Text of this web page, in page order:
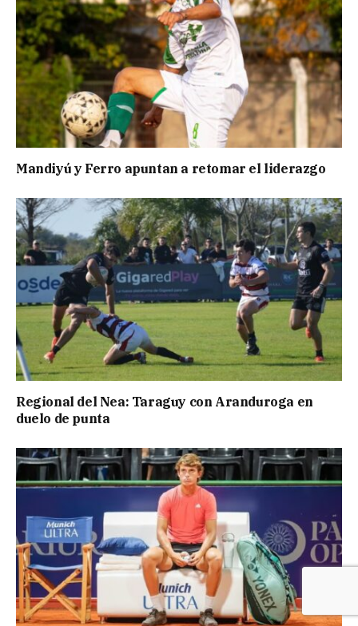
Mandiyú y Ferro apuntan a retomar el liderazgo
Regional del Nea: Taraguy con Aranduroga en
duelo de punta